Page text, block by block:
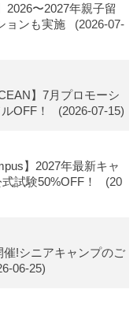
2026〜2027年親子留
ョンも実施 (2026-07-
】7月プロモーシ
OFF！
(2026-07-15)
】2027年最新キャ
試験50%OFF！
(20
催!シニアキャンプのご
06-25)